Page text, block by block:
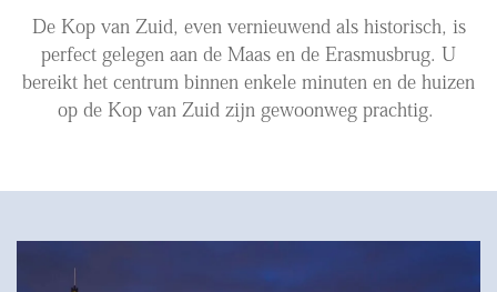
De Kop van Zuid, even vernieuwend als historisch, is
perfect gelegen aan de Maas en de Erasmusbrug. U
bereikt het centrum binnen enkele minuten en de huizen
op de Kop van Zuid zijn gewoonweg prachtig.
Aanhuur
Aankoop
Beheer
Verhuur
NIEUWS